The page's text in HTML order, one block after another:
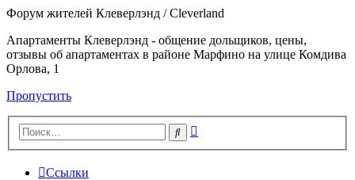
Форум жителей Клеверлэнд / Cleverland
Апартаменты Клеверлэнд - общение дольщиков, цены,
отзывы об апартаментах в районе Марфино на улице Комдива
Орлова, 1
Пропустить
Поиск
Ссылки